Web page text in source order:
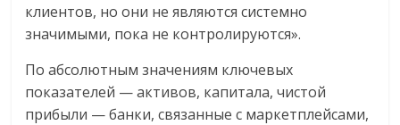
клиентов, но они не являются системно
значимыми, пока не контролируются».
По абсолютным значениям ключевых
показателей — активов, капитала, чистой
прибыли — банки, связанные с маркетплейсами,